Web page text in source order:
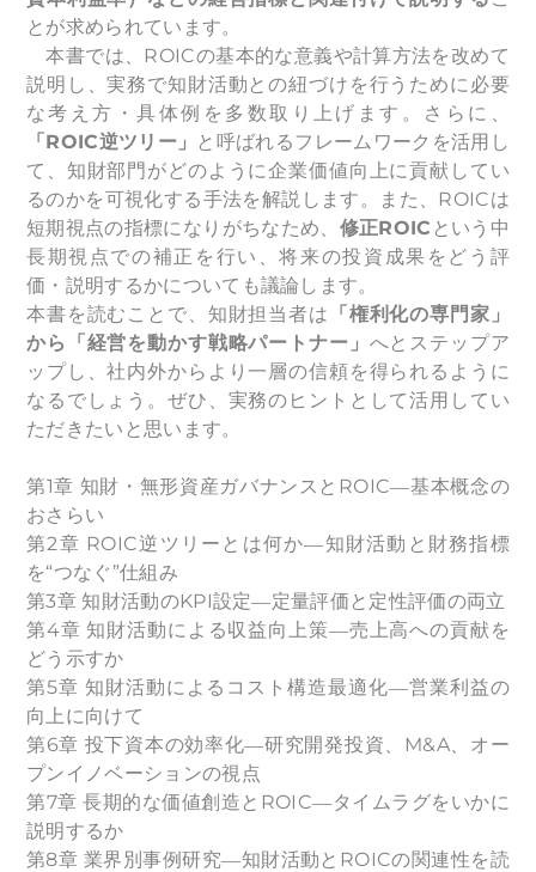
とが求められています。
本書では、ROICの基本的な意義や計算方法を改めて
説明し、実務で知財活動との紐づけを行うために必要
な考え方・具体例を多数取り上げます。さらに、
「ROIC逆ツリー」
と呼ばれるフレームワークを活用し
て、知財部門がどのように企業価値向上に貢献してい
るのかを可視化する手法を解説します。また、ROICは
短期視点の指標になりがちなため、 修正ROIC という中
長期視点での補正を行い、将来の投資成果をどう評
価・説明するかについても議論します。
本書を読むことで、知財担当者は 「権利化の専門家」
から「経営を動かす戦略パートナー」 へとステップア
ップし、社内外からより一層の信頼を得られるように
なるでしょう。ぜひ、実務のヒントとして活用してい
ただきたいと思います。
第1章 知財・無形資産ガバナンスとROIC―基本概念の
おさらい
第2章 ROIC逆ツリーとは何か―知財活動と財務指標
を“つなぐ”仕組み
第3章 知財活動のKPI設定―定量評価と定性評価の両立
第4章 知財活動による収益向上策―売上高への貢献を
どう示すか
第5章 知財活動によるコスト構造最適化―営業利益の
向上に向けて
第6章 投下資本の効率化―研究開発投資、M&A、オー
プンイノベーションの視点
第7章 長期的な価値創造とROIC―タイムラグをいかに
説明するか
第8章 業界別事例研究―知財活動とROICの関連性を読